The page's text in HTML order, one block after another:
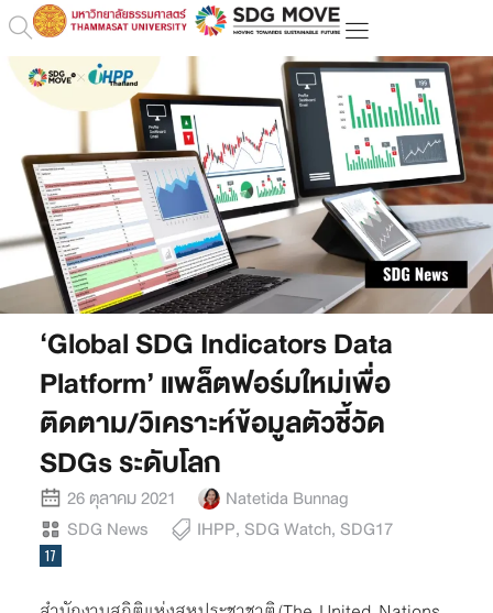
‘Global SDG Indicators Data
Platform’ แพล็ตฟอร์มใหม่เพื่อ
ติดตาม/วิเคราะห์ข้อมูลตัวชี้วัด
SDGs ระดับโลก
26 ตุลาคม 2021
Natetida Bunnag
SDG News
IHPP, SDG Watch, SDG17